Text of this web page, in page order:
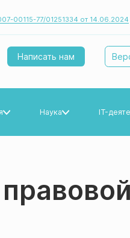
00115-77/01251334 от 14.06.2024
Написать нам
Наука
Научные труды
IT-